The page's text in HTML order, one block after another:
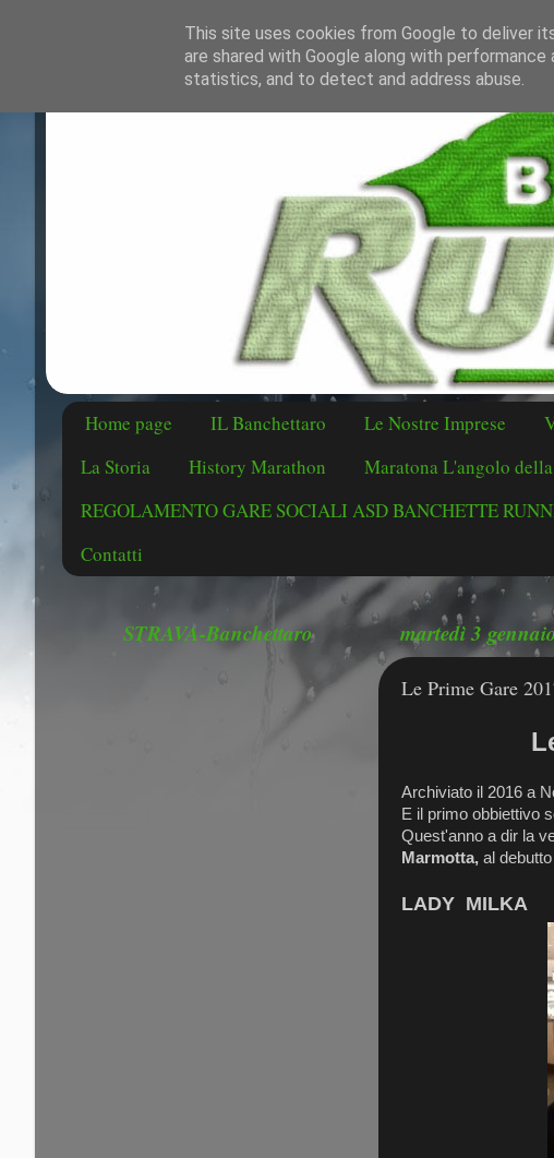
Home page IL Banchettaro Le Nostre Imprese
La Storia
History Marathon Maratona L'angolo
REGOLAMENTO GARE SOCIALI ASD BANCHETTE
Contatti
martedì 3
Le Prime Gare
Le
Archiviato il 2016 a
E il primo obbiettivo
Quest'anno a dir la
Marmotta, al
LADY MILKA
STRAVA-Banchettaro
This site uses cookies from Google to deliver
are shared with Google along with
statistics, and to detect and address abuse.